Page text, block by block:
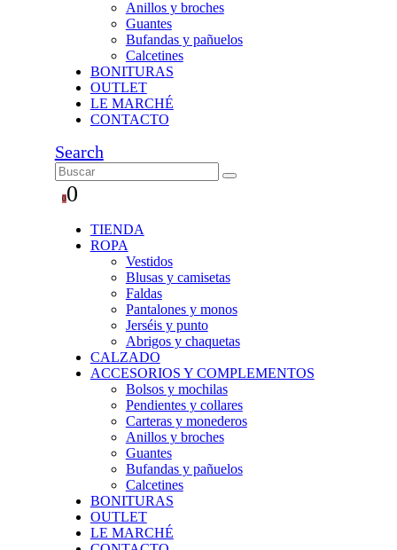
Anillos y broches
Guantes
Bufandas y pañuelos
Calcetines
BONITURAS
OUTLET
LE MARCHÉ
CONTACTO
Search
00
TIENDA
ROPA
Vestidos
Blusas y camisetas
Faldas
Pantalones y monos
Jerséis y punto
Abrigos y chaquetas
CALZADO
ACCESORIOS Y COMPLEMENTOS
Bolsos y mochilas
Pendientes y collares
Carteras y monederos
Anillos y broches
Guantes
Bufandas y pañuelos
Calcetines
BONITURAS
OUTLET
LE MARCHÉ